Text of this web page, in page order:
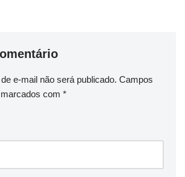
e-mail não será publicado. Campos
com *